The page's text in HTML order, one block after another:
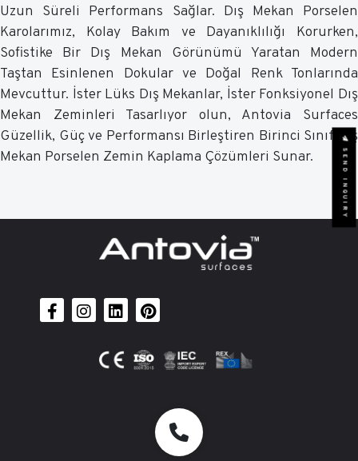
Uzun Süreli Performans Sağlar. Dış Mekan Porselen
Karolarımız, Kolay Bakım ve Dayanıklılığı Korurken,
Sofistike Bir Dış Mekan Görünümü Yaratan Modern
Taştan Esinlenen Dokular ve Doğal Renk Tonlarında
Mevcuttur. İster Lüks Dış Mekanlar, İster Fonksiyonel Dış
Mekan Zeminleri Tasarlıyor olun, Antovia Surfaces
Güzellik, Güç ve Performansı Birleştiren Birinci Sınıf Dış
Mekan Porselen Zemin Kaplama Çözümleri Sunar.
SEND INQUIRY